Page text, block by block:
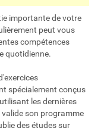
importante de votre
peut vous
compétences
quotidienne.
spécialement conçus
les dernières
son programme
des études sur